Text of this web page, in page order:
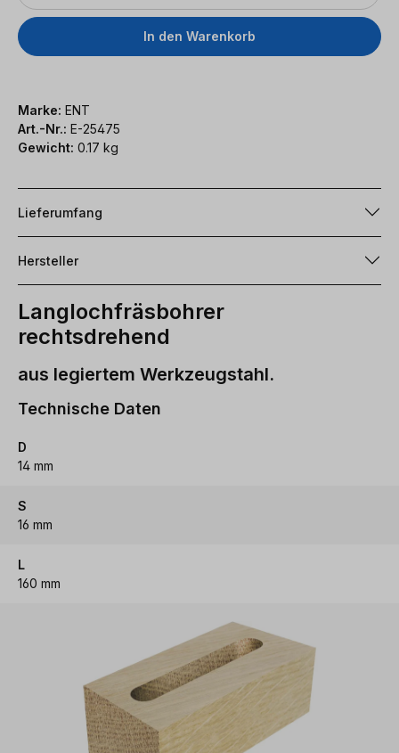
In den Warenkorb
Marke: ENT
Art.-Nr.: E-25475
Gewicht: 0.17 kg
Lieferumfang
Hersteller
Langlochfräsbohrer
rechtsdrehend
aus legiertem Werkzeugstahl.
Technische Daten
D
14 mm
S
16 mm
L
160 mm